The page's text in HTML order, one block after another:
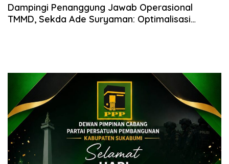
Dampingi Penanggung Jawab Operasional
TMMD, Sekda Ade Suryaman: Optimalisasi